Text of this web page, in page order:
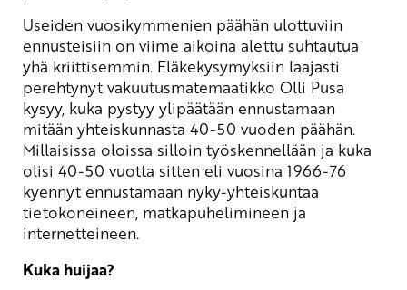
Useiden vuosikymmenien päähän ulottuviin
ennusteisiin on viime aikoina alettu suhtautua
yhä kriittisemmin. Eläkekysymyksiin laajasti
perehtynyt vakuutusmatemaatikko Olli Pusa
kysyy, kuka pystyy ylipäätään ennustamaan
mitään yhteiskunnasta 40-50 vuoden päähän.
Millaisissa oloissa silloin työskennellään ja kuka
olisi 40-50 vuotta sitten eli vuosina 1966-76
kyennyt ennustamaan nyky-yhteiskuntaa
tietokoneineen, matkapuhelimineen ja
internetteineen.
Kuka huijaa?